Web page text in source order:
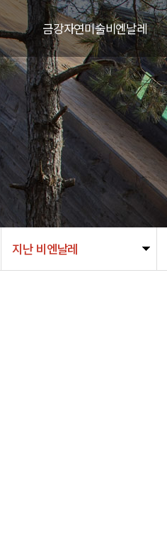
금강자연미술비엔날레
비엔날레 소개
비엔날레 연혁
한국자연미술가협회-야투
조직도
엠블렘/후원기관
오시는 길
지난 비엔날레